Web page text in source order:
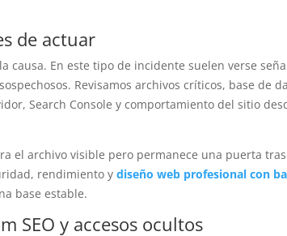
de actuar
causa. En este tipo de incidente suelen verse
Revisamos archivos críticos, base de
Search Console y comportamiento del sitio
el archivo visible pero permanece una puerta
rendimiento ydiseño web profesional con
base estable.
SEO y accesos ocultos